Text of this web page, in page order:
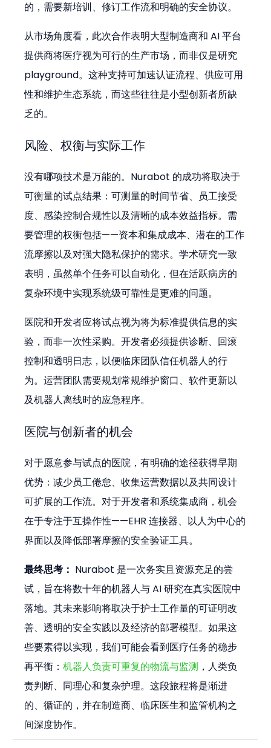
的，需要新培训、修订工作流和明确的安全协议。
从市场角度看，此次合作表明大型制造商和 AI 平台
提供商将医疗视为可行的生产市场，而非仅是研究
playground。这种支持可加速认证流程、供应可用
性和维护生态系统，而这些往往是小型创新者所缺
乏的。
风险、权衡与实际工作
没有哪项技术是万能的。Nurabot 的成功将取决于
可衡量的试点结果：可测量的时间节省、员工接受
度、感染控制合规性以及清晰的成本效益指标。需
要管理的权衡包括——资本和集成成本、潜在的工作
流摩擦以及对强大隐私保护的需求。学术研究一致
表明，虽然单个任务可以自动化，但在活跃病房的
复杂环境中实现系统级可靠性是更难的问题。
医院和开发者应将试点视为将为标准提供信息的实
验，而非一次性采购。开发者必须提供诊断、回滚
控制和透明日志，以便临床团队信任机器人的行
为。运营团队需要规划常规维护窗口、软件更新以
及机器人离线时的应急程序。
医院与创新者的机会
对于愿意参与试点的医院，有明确的途径获得早期
优势：减少员工倦怠、收集运营数据以及共同设计
可扩展的工作流。对于开发者和系统集成商，机会
在于专注于互操作性——EHR 连接器、以人为中心的
界面以及降低部署摩擦的安全验证工具。
最终思考： Nurabot 是一次务实且资源充足的尝
试，旨在将数十年的机器人与 AI 研究在真实医院中
落地。其未来影响将取决于护士工作量的可证明改
善、透明的安全实践以及经济的部署模型。如果这
些要素得以实现，我们可能会看到医疗任务的稳步
再平衡：机器人负责可重复的物流与监测 ，人类负
责判断、同理心和复杂护理。这段旅程将是渐进
的、循证的，并在制造商、临床医生和监管机构之
间深度协作。